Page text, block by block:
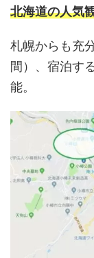
北海道の人気
札幌からも充
間）、宿泊す
能。